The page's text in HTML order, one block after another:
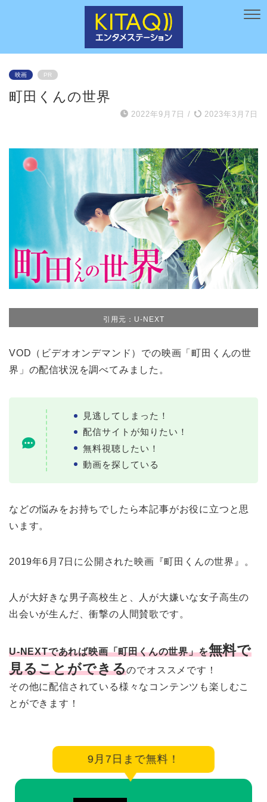
映画 PR
町田くんの世界
2022年9月7日 / 2023年3月7日
引用元：U-NEXT
VOD（ビデオオンデマンド）での映画「町田くんの世
界」の配信状況を調べてみました。
見逃してしまった！
配信サイトが知りたい！
無料視聴したい！
動画を探している
などの悩みをお持ちでしたら本記事がお役に立つと思
います。
2019年6月7日に公開された映画『町田くんの世界』。
人が大好きな男子高校生と、人が大嫌いな女子高生の
出会いが生んだ、衝撃の人間賛歌です。
U-NEXTであれば映画「町田くんの世界」を無料で
見ることができるのでオススメです！
その他に配信されている様々なコンテンツも楽しむこ
とができます！
9月7日まで無料！